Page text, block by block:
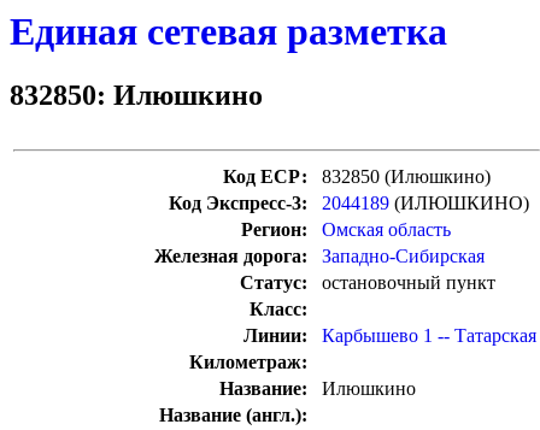
Единая сетевая разметка
832850: Илюшкино
Код ЕСР:
832850 (Илюшкино)
Код Экспресс-3:
2044189 (ИЛЮШКИНО)
Регион:
Омская область
Железная дорога:
Западно-Сибирская
Статус:
остановочный пункт
Класс:
Линии:
Карбышево 1 -- Татарская
Километраж:
Название:
Илюшкино
Название (англ.):